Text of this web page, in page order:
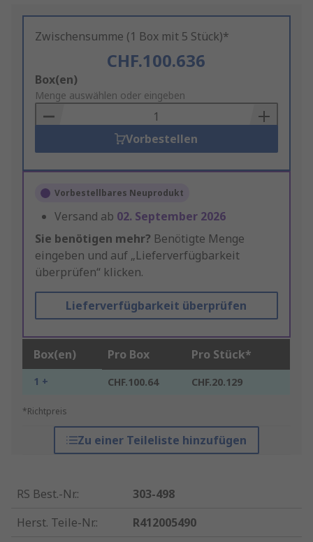
Zwischensumme (1 Box mit 5 Stück)*
CHF.100.636
Add
to
Basket
Box(en)
Menge auswählen oder eingeben
Vorbestellen
Vorbestellbares Neuprodukt
Versand ab 02. September 2026
Sie benötigen mehr? Benötigte Menge
eingeben und auf „Lieferverfügbarkeit
überprüfen“ klicken.
Lieferverfügbarkeit überprüfen
Box(en) Pro Box Pro Stück*
1 + CHF.100.64 CHF.20.129
*Richtpreis
Zu einer Teileliste hinzufügen
RS Best.-Nr.:
303-498
Herst. Teile-Nr.:
R412005490